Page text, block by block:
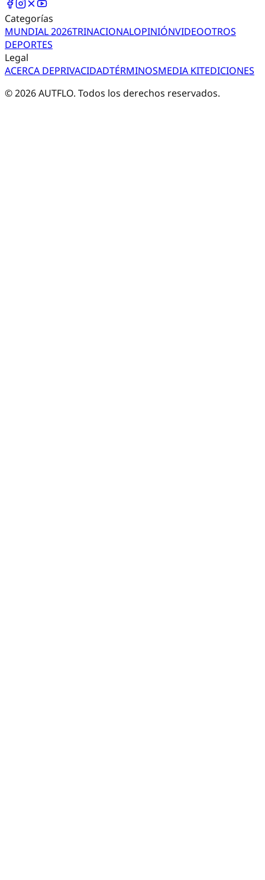
Categorías
MUNDIAL 2026TRINACIONALOPINIÓNVIDEOOTROS
DEPORTES
Legal
ACERCA DEPRIVACIDADTÉRMINOSMEDIA KITEDICIONES
©2026AUTFLO. Todos los derechos reservados.